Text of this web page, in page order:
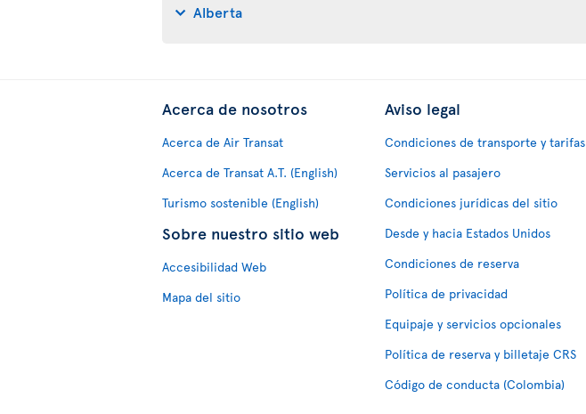
Alberta
Acerca de nosotros
Acerca de Air Transat
Acerca de Transat A.T. (English)
Turismo sostenible (English)
Sobre nuestro sitio web
Accesibilidad Web
Mapa del sitio
Aviso legal
Condiciones de transporte y tarifas
Servicios al pasajero
Condiciones jurídicas del sitio
Desde y hacia Estados Unidos
Condiciones de reserva
Política de privacidad
Equipaje y servicios opcionales
Política de reserva y billetaje CRS
Código de conducta (Colombia)